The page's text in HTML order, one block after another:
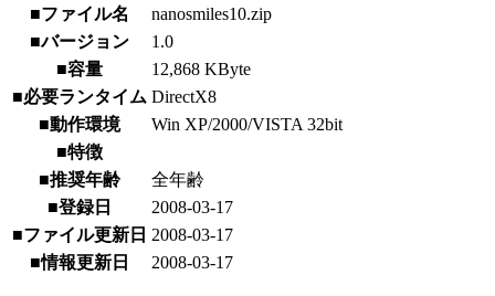
■ファイル名
nanosmiles10.zip
■バージョン
1.0
■容量
12,868 KByte
■必要ランタイム DirectX8
■動作環境
Win XP/2000/VISTA 32bit
■特徴
■推奨年齢
全年齢
■登録日
2008-03-17
■ファイル更新日 2008-03-17
■情報更新日
2008-03-17